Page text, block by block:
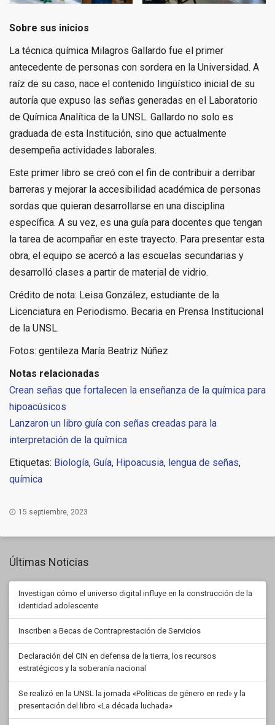
Sobre sus inicios
La técnica química Milagros Gallardo fue el primer
antecedente de personas con sordera en la Universidad. A
raíz de su caso, nace el contenido lingüístico inicial de su
autoría que expuso las señas generadas en el Laboratorio
de Química Analítica de la UNSL. Gallardo no solo es
graduada de esta Institución, sino que actualmente
desempeña actividades laborales.
Este primer libro se creó con el fin de contribuir a derribar
barreras y mejorar la accesibilidad académica de personas
sordas que quieran desarrollarse en una disciplina
específica. A su vez, es una guía para docentes que tengan
la tarea de acompañar en este trayecto. Para presentar esta
obra, el equipo se acercó a las escuelas secundarias y
desarrolló clases a partir de material de vidrio.
Crédito de nota: Leisa González, estudiante de la
Licenciatura en Periodismo. Becaria en Prensa Institucional
de la UNSL.
Fotos: gentileza María Beatriz Núñez
Notas relacionadas
Crean señas que fortalecen la enseñanza de la química para
hipoacúsicos
Lanzaron un libro guía con señas creadas para la
interpretación de la química
Etiquetas: Biología, Guía, Hipoacusia, lengua de señas,
química
15 septiembre, 2023
Últimas Noticias
Investigan cómo el universo digital influye en la construcción de la
identidad adolescente
Inscriben a Becas de Contraprestación de Servicios
Declaración del CIN en defensa de la tierra, los recursos
estratégicos y la soberanía nacional
Se realizó en la UNSL la jornada «Políticas de género en red» y la
presentación del libro «La década luchada»